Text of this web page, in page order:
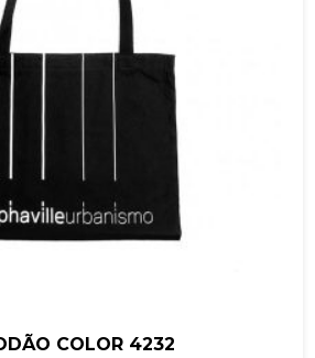
COLOR 4232